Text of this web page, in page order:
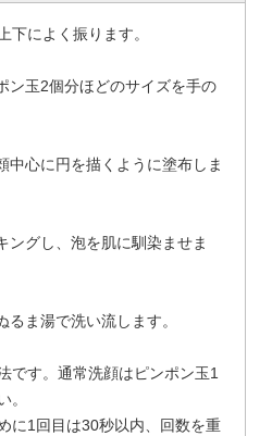
下によく振ります。
ン玉2個分ほどのサイズを手の
中心に円を描くように塗布しま
ングし、泡を肌に馴染ませま
ま湯で洗い流します。
です。通常洗顔はピンポン玉1
。
に1回目は30秒以内、回数を重